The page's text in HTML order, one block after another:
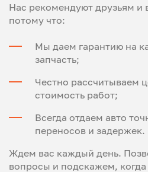
Нас рекомендуют друзьям и
потому что:
Мы даем гарантию на
запчасть;
Честно рассчитываем
стоимость работ;
Всегда отдаем авто
переносов и задержек.
Ждем вас каждый день.
вопросы и подскажем,